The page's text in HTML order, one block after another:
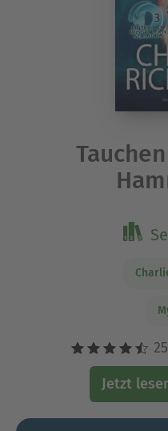
Jetzt